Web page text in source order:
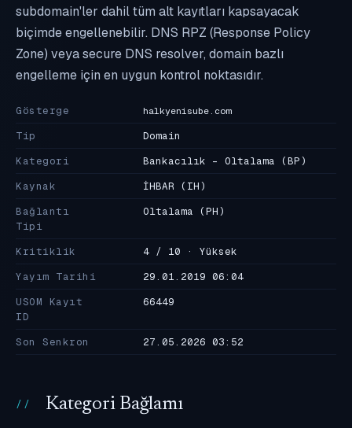
subdomain'ler dahil tüm alt kayıtları kapsayacak
biçimde engellenebilir. DNS RPZ (Response Policy
Zone) veya secure DNS resolver, domain bazlı
engelleme için en uygun kontrol noktasıdır.
Gösterge halkyenisube.com
Tip
Domain
Kategori
Bankacılık - Oltalama (BP)
Kaynak
İHBAR (IH)
Bağlantı
Tipi
Oltalama (PH)
Kritiklik
4 / 10 · Yüksek
Yayım Tarihi
29.01.2019 06:04
USOM Kayıt
ID
66449
Son Senkron 27.05.2026 03:52
Kategori Bağlamı